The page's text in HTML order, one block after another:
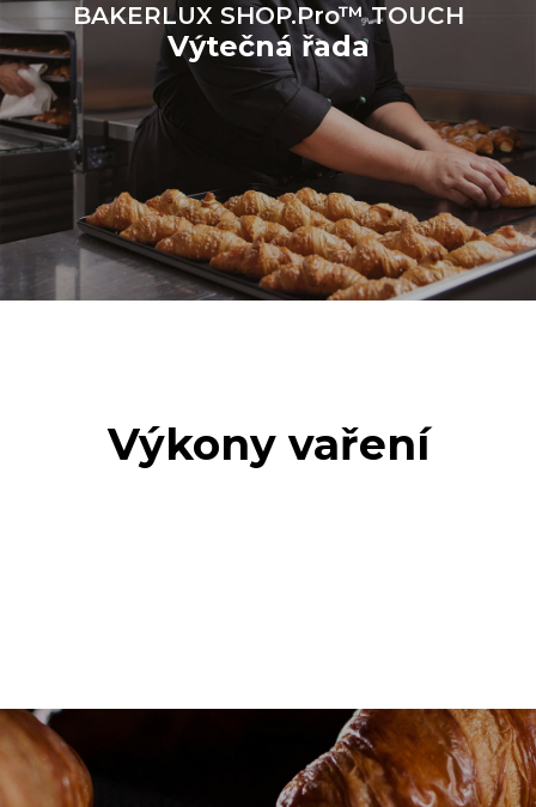
BAKERLUX SHOP.Pro™ TOUCH
Výtečná řada
Výkony vaření